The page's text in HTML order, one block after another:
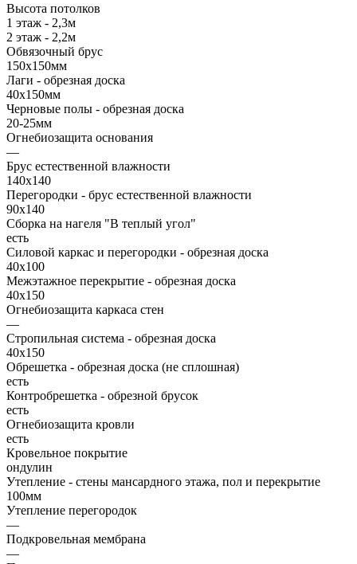
Высота потолков
1 этаж - 2,3м
2 этаж - 2,2м
Обвязочный брус
150х150мм
Лаги - обрезная доска
40х150мм
Черновые полы - обрезная доска
20-25мм
Огнебиозащита основания
—
Брус естественной влажности
140х140
Перегородки - брус естественной влажности
90х140
Сборка на нагеля "В теплый угол"
есть
Силовой каркас и перегородки - обрезная доска
40х100
Межэтажное перекрытие - обрезная доска
40х150
Огнебиозащита каркаса стен
—
Стропильная система - обрезная доска
40х150
Обрешетка - обрезная доска (не сплошная)
есть
Контробрешетка - обрезной брусок
есть
Огнебиозащита кровли
есть
Кровельное покрытие
ондулин
Утепление - стены мансардного этажа, пол и перекрытие
100мм
Утепление перегородок
—
Подкровельная мембрана
—